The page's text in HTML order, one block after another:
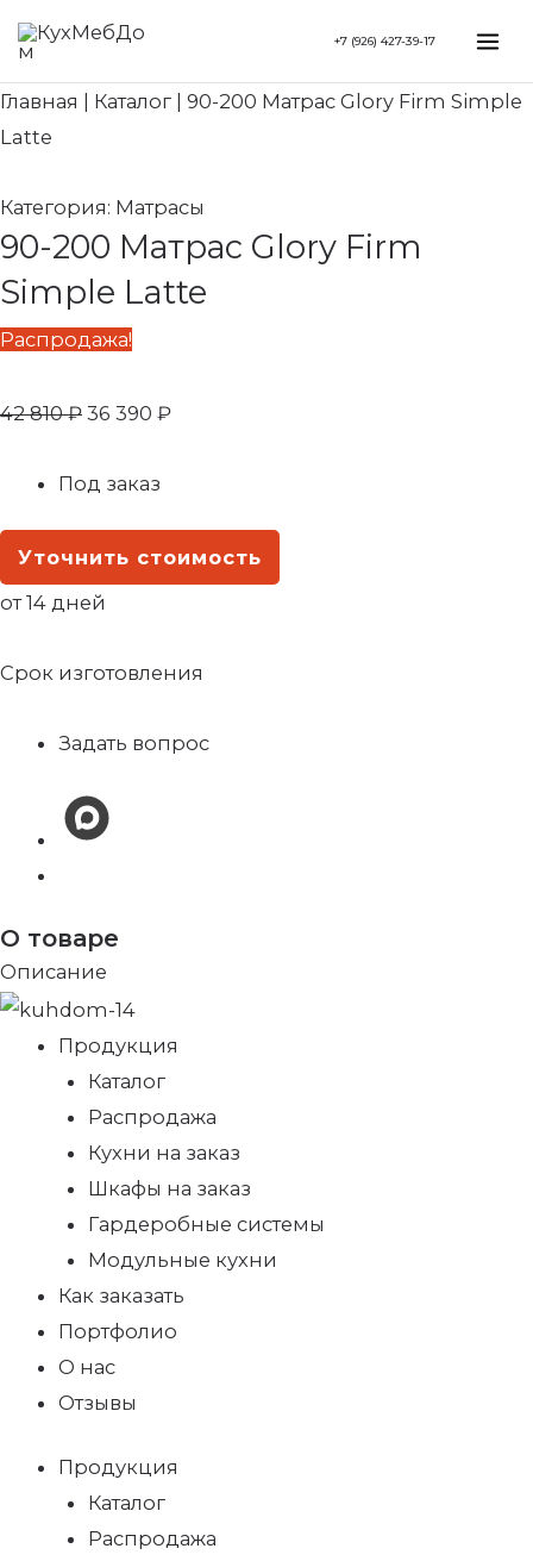
Перейти
содержимому
+7 (926) 427-39-17
Главная Каталог
90-200 Матрас Glory Firm Simple
Latte
Категория: Матрасы
90-200 Матрас Glory Firm
Simple Latte
Распродажа!
42 810₽
Первоначальная
составляла
36 390 ₽
36
Под заказ
Уточнить стоимость
от 14 дней
Срок изготовления
Задать вопрос
О товаре
Описание
Продукция
Каталог
Распродажа
Кухни на заказ
Шкафы на заказ
Гардеробные системы
Модульные кухни
Как заказать
Портфолио
О нас
Отзывы
Продукция
Каталог
Распродажа
Search...